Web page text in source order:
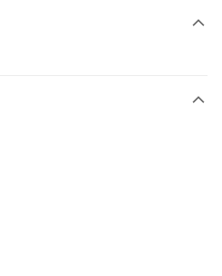
付款。
付」後，將跳轉至「AFTEE先享後付」
通知簡訊。
擊此簡訊中的連結，可透過四大超商／
款，方視為交易完成。
上)免運費
上)免運費
上)免運費